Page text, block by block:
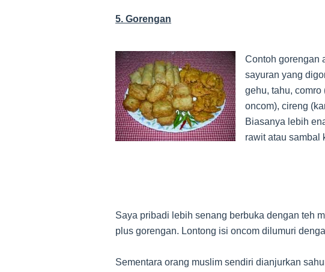
5. Gorengan
Contoh gorengan
sayuran yang
gehu, tahu,
oncom), cireng
Biasanya lebih
rawit atau sambal
Saya pribadi lebih senang berbuka dengan teh
plus gorengan. Lontong isi oncom dilumuri
Sementara orang muslim sendiri dianjurkan